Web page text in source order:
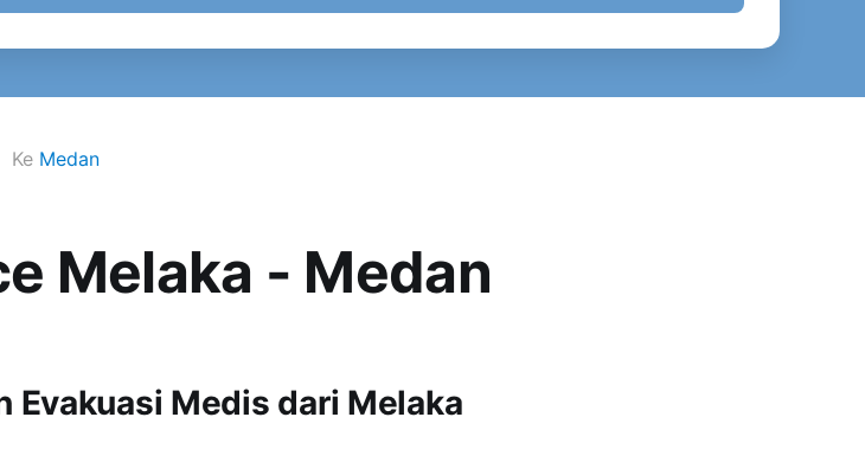
Ke Medan
Melaka - Medan
Evakuasi Medis dari Melaka